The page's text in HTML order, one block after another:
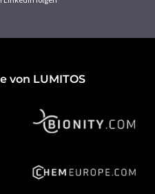
von LUMITOS